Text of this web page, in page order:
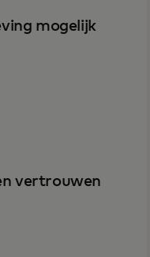
mogelijk
vertrouwen